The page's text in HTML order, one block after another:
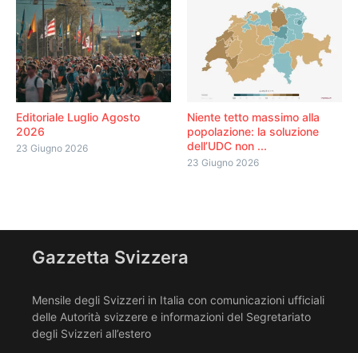
Editoriale Luglio Agosto
2026
23 Giugno 2026
Niente tetto massimo alla
popolazione: la soluzione
dell’UDC non ...
23 Giugno 2026
Gazzetta Svizzera
Mensile degli Svizzeri in Italia con comunicazioni ufficiali
delle Autorità svizzere e informazioni del Segretariato
degli Svizzeri all’estero